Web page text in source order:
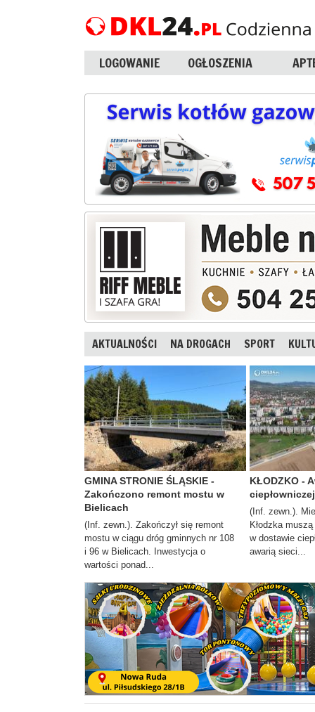
LOGOWANIE OGŁOSZENIA
AKTUALNOŚCI NA DROGACH SPORT
GMINA STRONIE ŚLĄSKIE -
Zakończono remont mostu w
Bielicach
(Inf. zewn.). Zakończył się remont
mostu w ciągu dróg gminnych nr 108
i 96 w Bielicach. Inwestycja o
wartości ponad...
KŁODZKO -
ciepłowniczej
(Inf. zewn.).
Kłodzka
w dostawie
awarią sieci...